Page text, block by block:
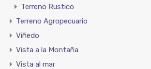
Terreno Rustico
Terreno Agropecuario
Viñedo
Vista a la Montaña
Vista al mar